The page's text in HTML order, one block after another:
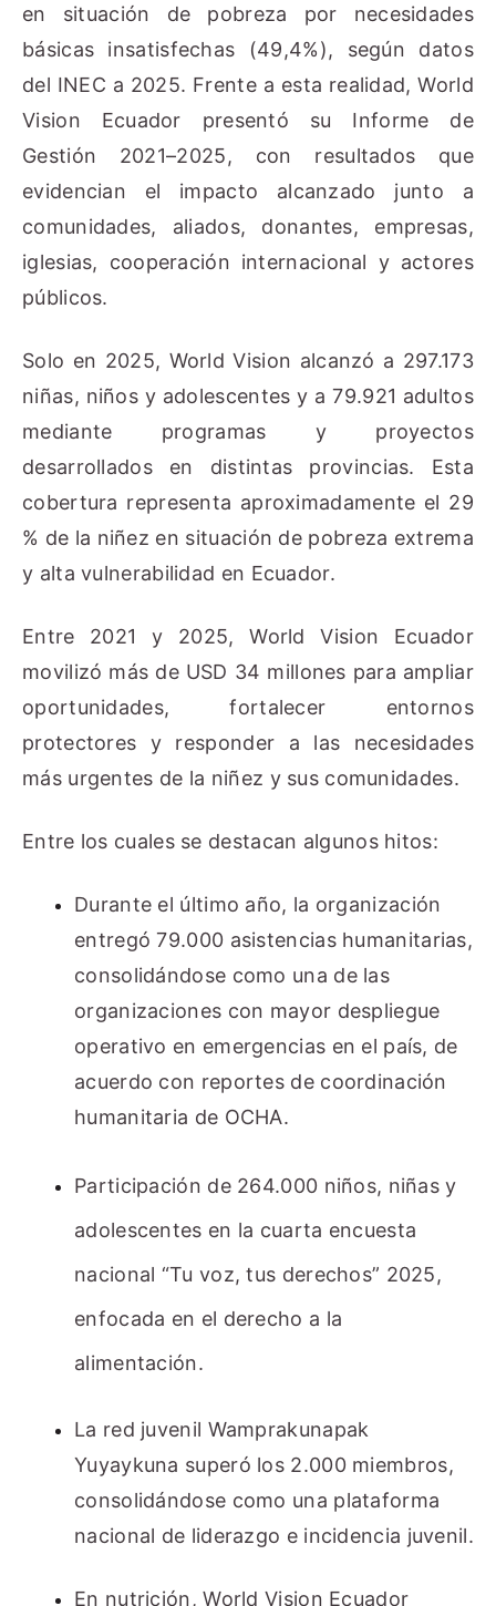
en situación de pobreza por necesidades
básicas insatisfechas (49,4%), según datos
del INEC a 2025. Frente a esta realidad, World
Vision Ecuador presentó su Informe de
Gestión 2021–2025, con resultados que
evidencian el impacto alcanzado junto a
comunidades, aliados, donantes, empresas,
iglesias, cooperación internacional y actores
públicos.
Solo en 2025, World Vision alcanzó a 297.173
niñas, niños y adolescentes y a 79.921 adultos
mediante programas y proyectos
desarrollados en distintas provincias. Esta
cobertura representa aproximadamente el 29
% de la niñez en situación de pobreza extrema
y alta vulnerabilidad en Ecuador.
Entre 2021 y 2025, World Vision Ecuador
movilizó más de USD 34 millones para ampliar
oportunidades, fortalecer entornos
protectores y responder a las necesidades
más urgentes de la niñez y sus comunidades.
Entre los cuales se destacan algunos hitos:
Durante el último año, la organización
entregó79.000 asistencias humanitarias,
consolidándose como una de las
organizaciones con mayor despliegue
operativo en emergencias en el país, de
acuerdo con reportes de coordinación
humanitaria de OCHA.
Participación de 264.000 niños, niñas y
adolescentes en la cuarta encuesta
nacional “Tu voz, tus derechos” 2025,
enfocada en el derecho a la
alimentación.
La red juvenil Wamprakunapak
Yuyaykuna superó los 2.000 miembros,
consolidándose como una plataforma
nacional de liderazgo e incidencia juvenil.
En nutrición, World Vision Ecuador